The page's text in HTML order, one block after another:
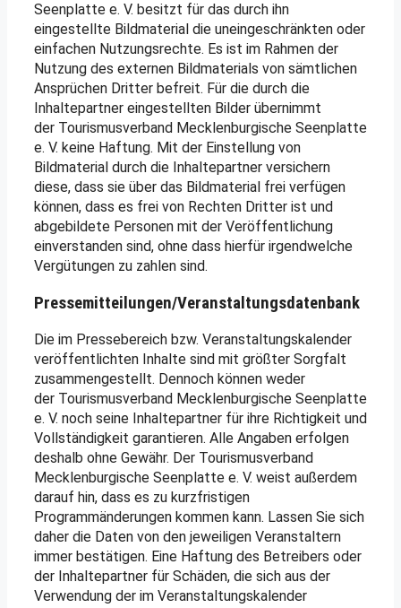
Seenplatte e. V. besitzt für das durch ihn
eingestellte Bildmaterial die uneingeschränkten oder
einfachen Nutzungsrechte. Es ist im Rahmen der
Nutzung des externen Bildmaterials von sämtlichen
Ansprüchen Dritter befreit. Für die durch die
Inhaltepartner eingestellten Bilder übernimmt
der Tourismusverband Mecklenburgische Seenplatte
e. V. keine Haftung. Mit der Einstellung von
Bildmaterial durch die Inhaltepartner versichern
diese, dass sie über das Bildmaterial frei verfügen
können, dass es frei von Rechten Dritter ist und
abgebildete Personen mit der Veröffentlichung
einverstanden sind, ohne dass hierfür irgendwelche
Vergütungen zu zahlen sind.
Pressemitteilungen/Veranstaltungsdatenbank
Die im Pressebereich bzw. Veranstaltungskalender
veröffentlichten Inhalte sind mit größter Sorgfalt
zusammengestellt. Dennoch können weder
der Tourismusverband Mecklenburgische Seenplatte
e. V. noch seine Inhaltepartner für ihre Richtigkeit und
Vollständigkeit garantieren. Alle Angaben erfolgen
deshalb ohne Gewähr. Der Tourismusverband
Mecklenburgische Seenplatte e. V. weist außerdem
darauf hin, dass es zu kurzfristigen
Programmänderungen kommen kann. Lassen Sie sich
daher die Daten von den jeweiligen Veranstaltern
immer bestätigen. Eine Haftung des Betreibers oder
der Inhaltepartner für Schäden, die sich aus der
Verwendung der im Veranstaltungskalender